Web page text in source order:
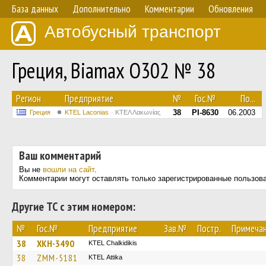
База данных Дополнительно Комментарии Обновления
Автобусный транспорт
Греция, Biamax O302 № 38
Регион Предприятие № Гос.№ По...
Греция ΚΤΕL Laconias ΚΤΕΛ Λακωνίας 38 PI-8630 06.2003
Ваш комментарий
Вы не вошли на сайт.
Комментарии могут оставлять только зарегистрированные
Другие ТС с этим номером:
№ Гос.№ Предприятие Зав.№ Постр.
38 XKH-3490 ΚΤΕL Chalkidikis
38 ZMM-5181 KΤΕL Αttika